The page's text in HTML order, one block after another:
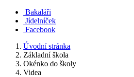
Bakaláři
Jídelníček
Facebook
Úvodní stránka
Základní škola
Okénko do školy
Videa